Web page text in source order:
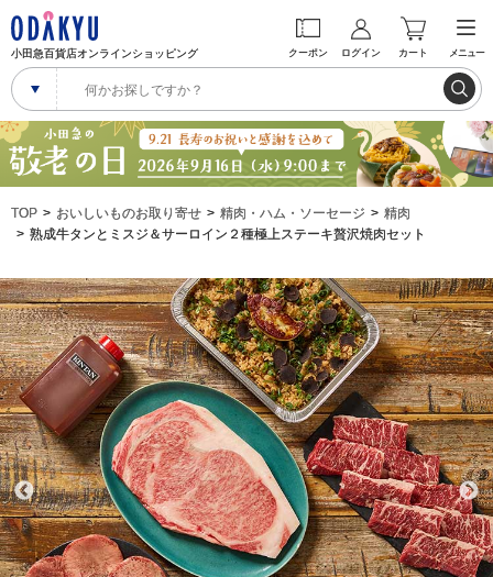
小田急百貨店オンラインショッピング クーポン ログイン カート メニュー
TOP おいしいものお取り寄せ 精肉・ハム・ソーセージ
精肉
熟成牛タンとミスジ＆サーロイン２種極上ステーキ贅沢焼肉セット